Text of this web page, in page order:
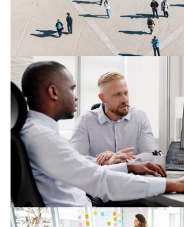
03/11/25
6. AML směrnice:
ovlivní přípravu
nový legislativní